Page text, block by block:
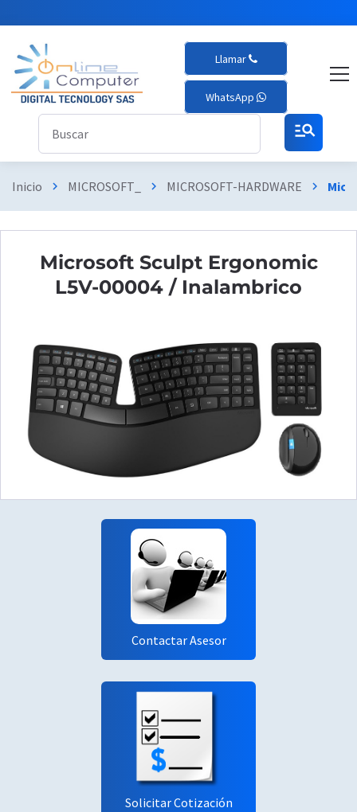
Llamar
WhatsApp
manage_search
Inicio chevron_right MICROSOFT_ chevron_right MICROSOFT-HARDWARE chevron_right
Microsoft Sculpt Ergonomic
L5V-00004 / Inalambrico
Contactar Asesor
Solicitar Cotización